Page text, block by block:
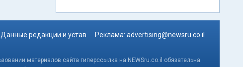
Данные редакции и устав Реклама: advertising@newsru.co.il
материалов сайта гиперссылка на NEWSru.co.il обязательна.